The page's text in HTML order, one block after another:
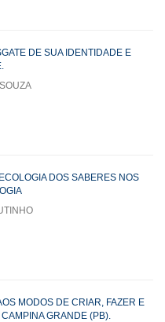
DE SUA IDENTIDADE E
DOS SABERES NOS
MODOS DE CRIAR, FAZER E
GRANDE (PB).